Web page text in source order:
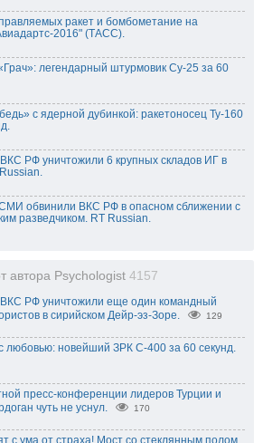
ракет и бомбометание на
2016" (ТАСС).
легендарный штурмовик Су-25 за 60
с ядерной дубинкой: ракетоносец Ту-160
РФ уничтожили 6 крупных складов ИГ в
обвинили ВКС РФ в опасном сближении с
разведчиком. RT Russian.
автора Psychologist 4157
РФ уничтожили еще один командный
в сирийском Дейр-эз-Зоре.
129
любовью: новейший ЗРК С-400 за 60 секунд.
пресс-конференции лидеров Турции и
чуть не уснул.
170